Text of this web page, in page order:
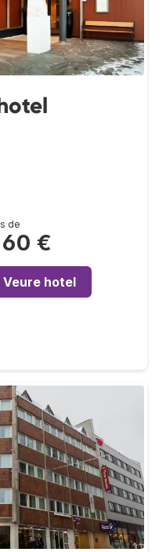
de
€
Veure hotel